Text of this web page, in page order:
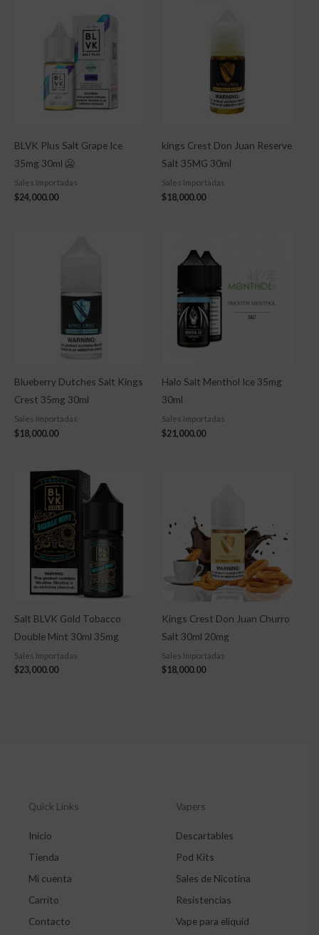
BLVK Plus Salt Grape Ice
35mg 30ml 🥶
Sales Importadas
$24,000.00
kings Crest Don Juan Reserve
Salt 35MG 30ml
Sales Importadas
$18,000.00
Blueberry Dutches Salt Kings
Crest 35mg 30ml
Sales Importadas
$18,000.00
Halo Salt Menthol Ice 35mg
30ml
Sales Importadas
$21,000.00
Salt BLVK Gold Tobacco
Double Mint 30ml 35mg
Sales Importadas
$23,000.00
Kings Crest Don Juan Churro
Salt 30ml 20mg
Sales Importadas
$18,000.00
Quick Links
Inicio
Tienda
Mi cuenta
Carrito
Contacto
Vapers
Descartables
Pod Kits
Sales de Nicotina
Resistencias
Vape para eliquid